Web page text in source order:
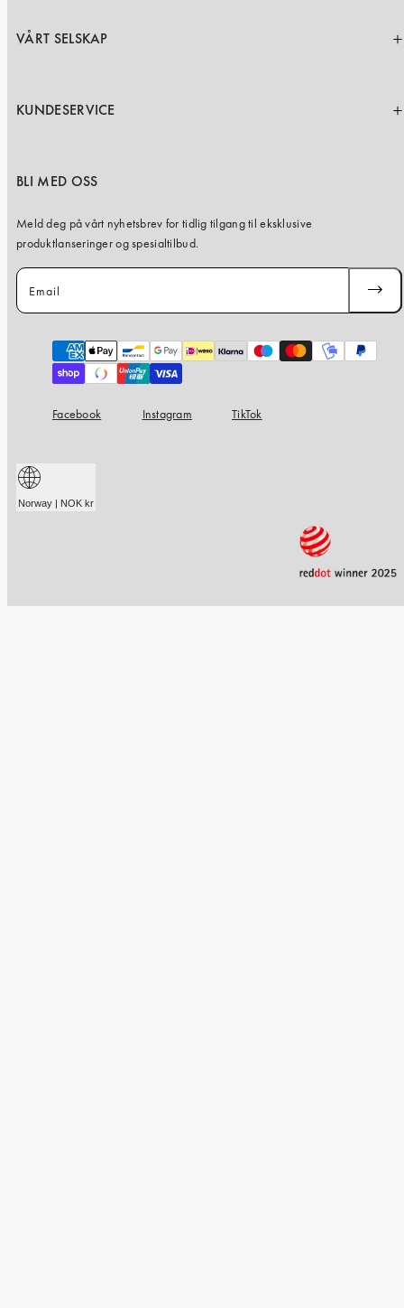
VÅRT SELSKAP
KUNDESERVICE
BLI MED OSS
Meld deg på vårt nyhetsbrev for tidlig tilgang til eksklusive
produktlanseringer og spesialtilbud.
Email
Payment
methods
Facebook Instagram TikTok
Norway | NOK kr